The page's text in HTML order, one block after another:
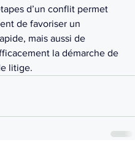
d’un conflit permet
de favoriser un
mais aussi de
la démarche de
litige.